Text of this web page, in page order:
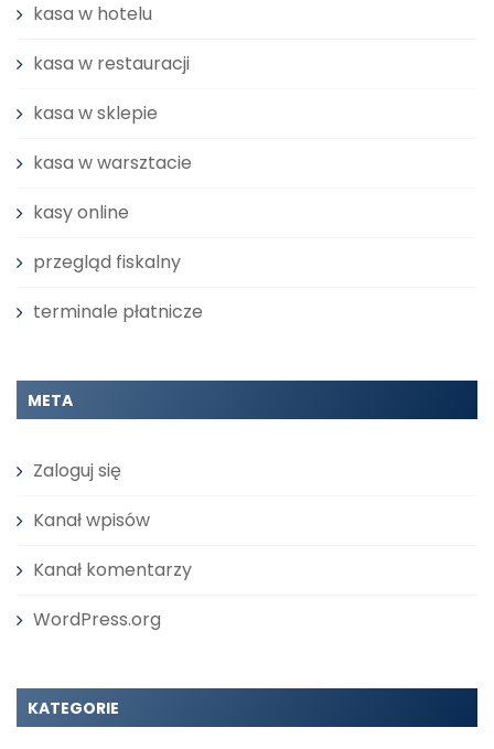
kasa w hotelu
kasa w restauracji
kasa w sklepie
kasa w warsztacie
kasy online
przegląd fiskalny
terminale płatnicze
META
Zaloguj się
Kanał wpisów
Kanał komentarzy
WordPress.org
KATEGORIE